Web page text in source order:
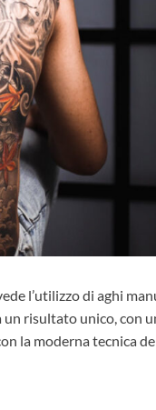
l’utilizzo di aghi
un risultato unico, con
la moderna tecnica